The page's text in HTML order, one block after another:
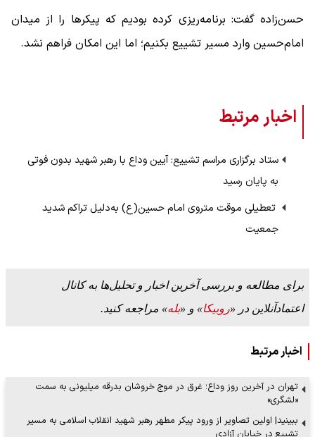
حسن‌زاده گفت: برنامه‌ریزی کرده بودیم که پیکرها را از میدان
امام‌حسین وارد مسیر تشییع بکنیم؛ اما این امکان فراهم نشد.
اخبار مرتبط
ستاد برگزاری مراسم تشییع: آیین وداع با رهبر شهید بدون فوتی
به پایان رسید
‌ تعطیلی موقت متروی امام حسین(ع) به‌دلیل تراکم شدید
جمعیت
برای مطالعه و بررسی آخرین اخبار و تحلیل‌ها به کانال
اعتمادآنلاین در «روبیکا» و «بله» مراجعه کنید.
اخبار مرتبط
تهران در آخرین روز وداع؛ غرق در موج خروشان بدرقه میلیونی به سمت
«لشگری»
ببینید| اولین تصاویر از ورود پیکر مطهر رهبر شهید انقلاب اسلامی به مسیر
تشییع در خیابان آزادی